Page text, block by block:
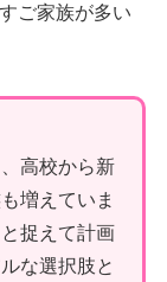
ご家族が多い
高校から新
増えていま
捉えて計画
な選択肢と